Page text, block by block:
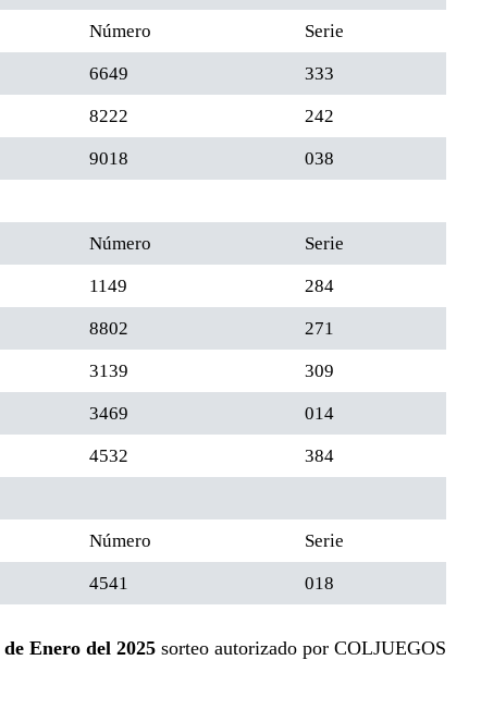
Número Serie
6649 333
8222 242
9018 038
Número Serie
1149 284
8802 271
3139 309
3469 014
4532 384
Número Serie
4541 018
Enero del 2025sorteo autorizado por COLJUEGOS